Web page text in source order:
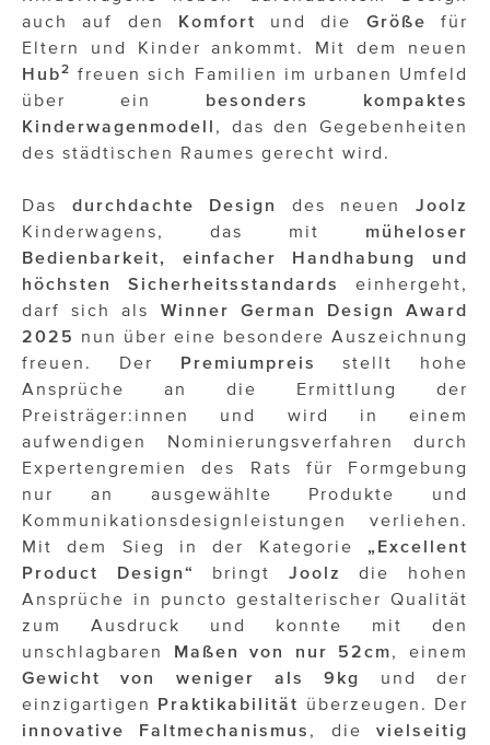
THE GOODSTUFF
TOG Studio
VieSFF – Vienna Spanish Film Festival
ÜBER UNS
PRESS CONTACT
auch auf den Komfort und die Größe für
Eltern und Kinder ankommt. Mit dem neuen
Hub2
freuen sich Familien im urbanen Umfeld
über ein besonders kompaktes
Kinderwagenmodell , das den Gegebenheiten
des städtischen Raumes gerecht wird.
Das durchdachte Design des neuenJoolz
Kinderwagens, das mit müheloser
Bedienbarkeit, einfacher Handhabung und
höchsten Sicherheitsstandards
einhergeht,
darf sich als Winner German Design Award
2025 nun über eine besondere Auszeichnung
freuen. Der Premiumpreis
stellt hohe
Ansprüche an die Ermittlung der
Preisträger:innen und wird in einem
aufwendigen Nominierungsverfahren durch
Expertengremien des Rats für Formgebung
nur an ausgewählte Produkte und
Kommunikationsdesignleistungen verliehen.
Mit dem Sieg in der Kategorie „Excellent
Product Design“
bringt Joolz
die hohen
Ansprüche in puncto gestalterischer Qualität
zum Ausdruck und konnte mit den
unschlagbaren Maßen von nur 52cm, einem
Gewicht von weniger als 9kg
und der
einzigartigen Praktikabilität überzeugen. Der
innovative Faltmechanismus , dievielseitig